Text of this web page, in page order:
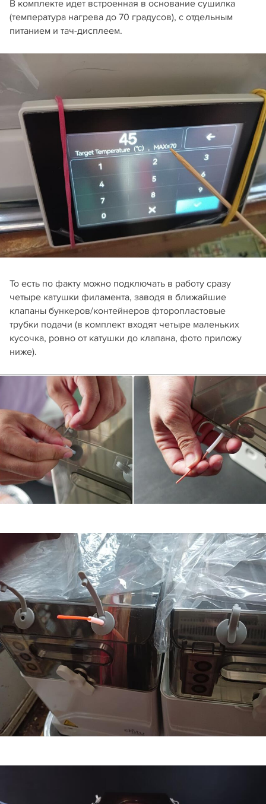
В комплекте идет встроенная в основание сушилка
(температура нагрева до 70 градусов), с отдельным
питанием и тач-дисплеем.
То есть по факту можно подключать в работу сразу
четыре катушки филамента, заводя в ближайшие
клапаны бункеров/контейнеров фторопластовые
трубки подачи (в комплект входят четыре маленьких
кусочка, ровно от катушки до клапана, фото приложу
ниже).